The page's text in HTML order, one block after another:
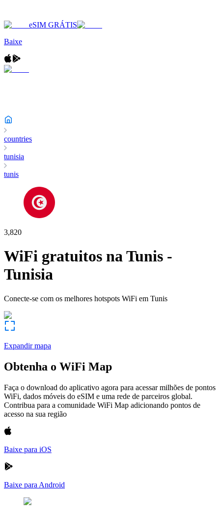
eSIM GRÁTIS
Baixe
countries
tunisia
tunis
3,820
WiFi gratuitos naTunis -
Tunisia
Conecte-se com os melhores hotspots WiFi em Tunis
Expandir mapa
Obtenha o WiFi Map
Faça o download do aplicativo agora para acessar milhões de pontos
WiFi, dados móveis do eSIM e uma rede de parceiros global.
Contribua para a comunidade WiFi Map adicionando pontos de
acesso na sua região
Baixe para iOS
Baixe para Android